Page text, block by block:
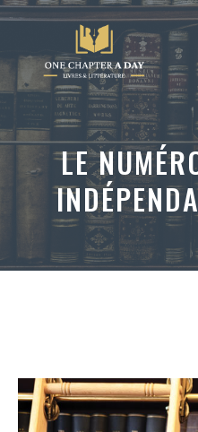
Aller
contenu
LE